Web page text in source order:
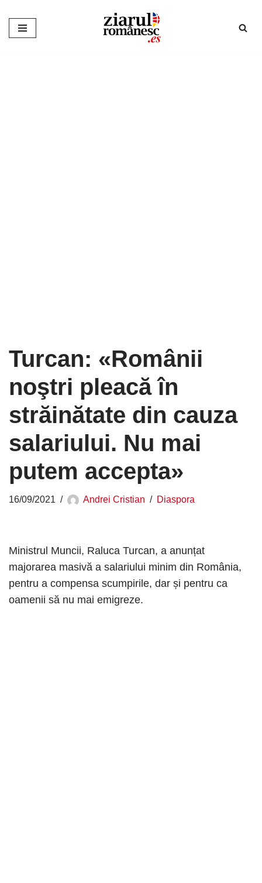
Sari
Turcan: «Românii
noştri pleacă în
străinătate din cauza
salariului. Nu mai
putem accepta»
16/09/2021 Andrei Cristian Diaspora
Ministrul Muncii, Raluca Turcan, a anunțat
majorarea masivă a salariului minim din România,
pentru a compensa scumpirile, dar și pentru ca
oamenii să nu mai emigreze.